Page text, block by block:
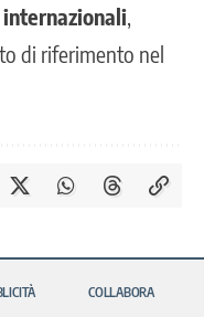
di riferimento nel
COLLABORA